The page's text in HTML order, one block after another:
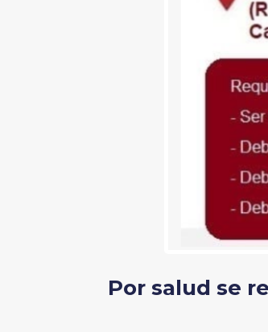
Por salud se